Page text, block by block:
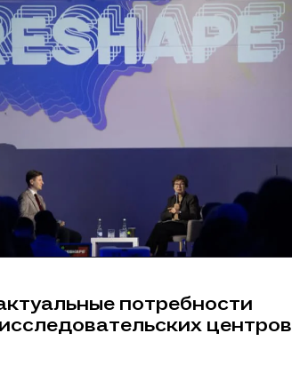
потребности
центров